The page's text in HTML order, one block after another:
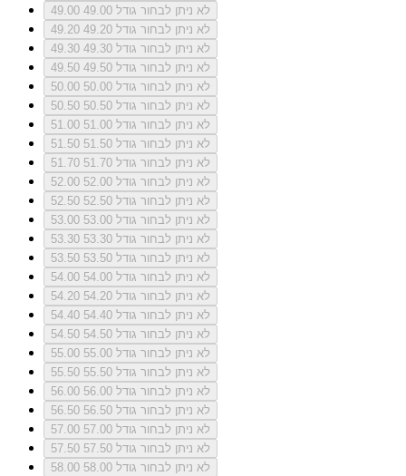
49.00
לא ניתן לבחור גודל 49.00
49.20
לא ניתן לבחור גודל 49.20
49.30
לא ניתן לבחור גודל 49.30
49.50
לא ניתן לבחור גודל 49.50
50.00
לא ניתן לבחור גודל 50.00
50.50
לא ניתן לבחור גודל 50.50
51.00
לא ניתן לבחור גודל 51.00
51.50
לא ניתן לבחור גודל 51.50
51.70
לא ניתן לבחור גודל 51.70
52.00
לא ניתן לבחור גודל 52.00
52.50
לא ניתן לבחור גודל 52.50
53.00
לא ניתן לבחור גודל 53.00
53.30
לא ניתן לבחור גודל 53.30
53.50
לא ניתן לבחור גודל 53.50
54.00
לא ניתן לבחור גודל 54.00
54.20
לא ניתן לבחור גודל 54.20
54.40
לא ניתן לבחור גודל 54.40
54.50
לא ניתן לבחור גודל 54.50
55.00
לא ניתן לבחור גודל 55.00
55.50
לא ניתן לבחור גודל 55.50
56.00
לא ניתן לבחור גודל 56.00
56.50
לא ניתן לבחור גודל 56.50
57.00
לא ניתן לבחור גודל 57.00
57.50
לא ניתן לבחור גודל 57.50
58.00
לא ניתן לבחור גודל 58.00